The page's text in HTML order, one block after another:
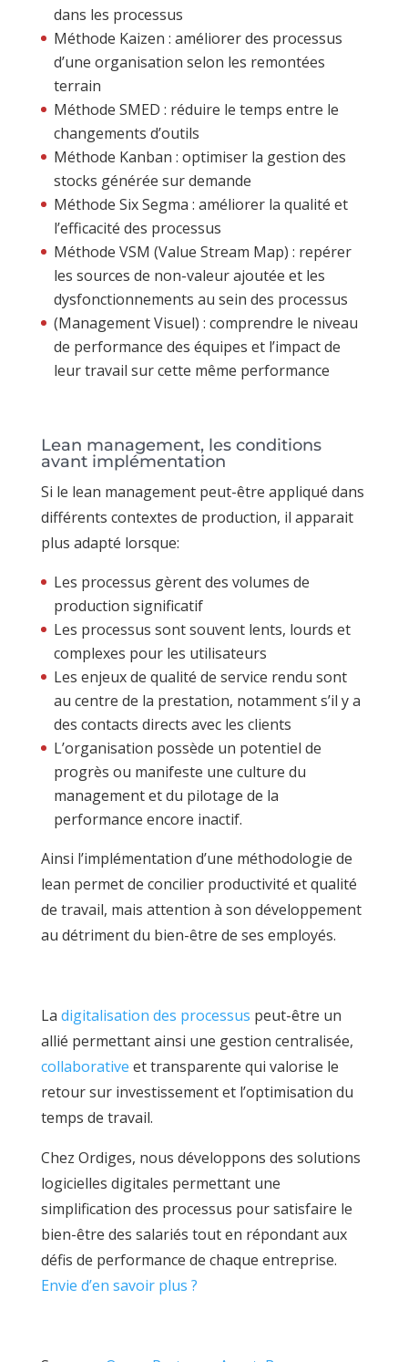
dans les processus
Méthode Kaizen : améliorer des processus
d’une organisation selon les remontées
terrain
Méthode SMED : réduire le temps entre le
changements d’outils
Méthode Kanban : optimiser la gestion des
stocks générée sur demande
Méthode Six Segma : améliorer la qualité et
l’efficacité des processus
Méthode VSM (Value Stream Map) : repérer
les sources de non-valeur ajoutée et les
dysfonctionnements au sein des processus
(Management Visuel) : comprendre le niveau
de performance des équipes et l’impact de
leur travail sur cette même performance
Lean management, les conditions
avant implémentation
Si le lean management peut-être appliqué dans
différents contextes de production, il apparait
plus adapté lorsque:
Les processus gèrent des volumes de
production significatif
Les processus sont souvent lents, lourds et
complexes pour les utilisateurs
Les enjeux de qualité de service rendu sont
au centre de la prestation, notamment s’il y a
des contacts directs avec les clients
L’organisation possède un potentiel de
progrès ou manifeste une culture du
management et du pilotage de la
performance encore inactif.
Ainsi l’implémentation d’une méthodologie de
lean permet de concilier productivité et qualité
de travail, mais attention à son développement
au détriment du bien-être de ses employés.
La digitalisation des processus peut-être un
allié permettant ainsi une gestion centralisée,
collaborative et transparente qui valorise le
retour sur investissement et l’optimisation du
temps de travail.
Chez Ordiges, nous développons des solutions
logicielles digitales permettant une
simplification des processus pour satisfaire le
bien-être des salariés tout en répondant aux
défis de performance de chaque entreprise.
Envie d’en savoir plus ?